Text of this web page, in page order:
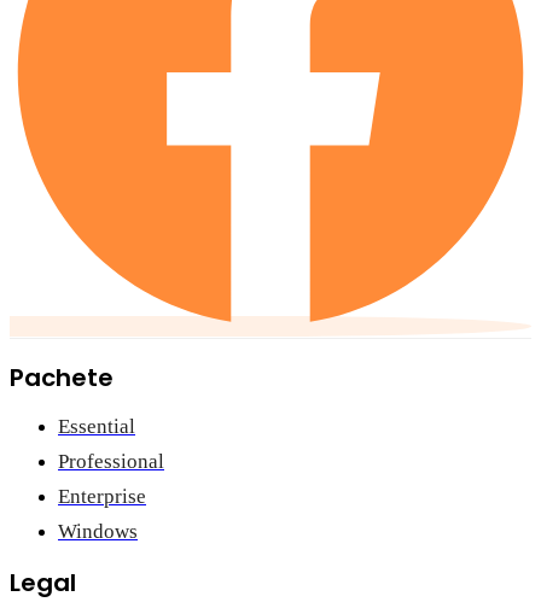
Pachete
Essential
Professional
Enterprise
Windows
Legal